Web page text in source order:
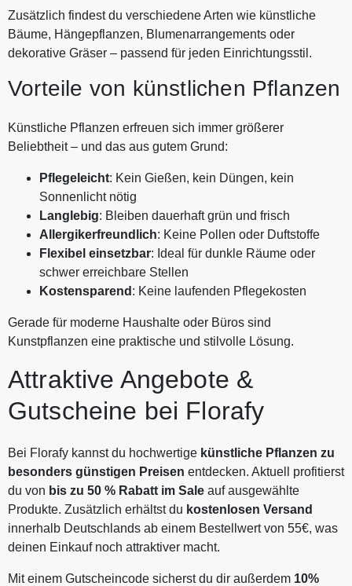
Zusätzlich findest du verschiedene Arten wie künstliche
Bäume, Hängepflanzen, Blumenarrangements oder
dekorative Gräser – passend für jeden Einrichtungsstil.
Vorteile von künstlichen Pflanzen
Künstliche Pflanzen erfreuen sich immer größerer
Beliebtheit – und das aus gutem Grund:
Pflegeleicht: Kein Gießen, kein Düngen, kein
Sonnenlicht nötig
Langlebig: Bleiben dauerhaft grün und frisch
Allergikerfreundlich: Keine Pollen oder Duftstoffe
Flexibel einsetzbar: Ideal für dunkle Räume oder
schwer erreichbare Stellen
Kostensparend : Keine laufenden Pflegekosten
Gerade für moderne Haushalte oder Büros sind
Kunstpflanzen eine praktische und stilvolle Lösung.
Attraktive Angebote &
Gutscheine bei Florafy
Bei Florafy kannst du hochwertige künstliche Pflanzen zu
besonders günstigen Preisen entdecken. Aktuell profitierst
du von bis zu 50 % Rabatt im Sale auf ausgewählte
Produkte. Zusätzlich erhältst du kostenlosen Versand
innerhalb Deutschlands ab einem Bestellwert von 55€, was
deinen Einkauf noch attraktiver macht.
Mit einem Gutscheincode sicherst du dir außerdem 10%